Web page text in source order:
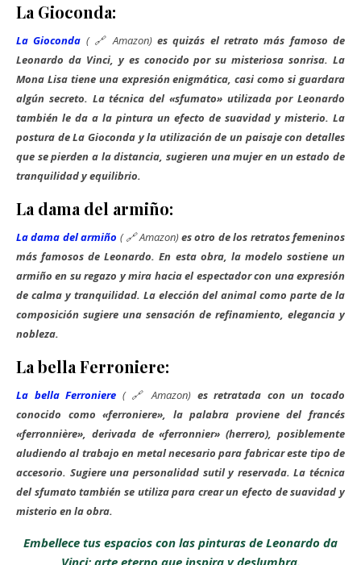
La Gioconda:
La Gioconda ( 🔗 Amazon)es quizás el retrato más famoso de
Leonardo da Vinci, y es conocido por su misteriosa sonrisa. La
Mona Lisa tiene una expresión enigmática, casi como si guardara
algún secreto. La técnica del «sfumato» utilizada por Leonardo
también le da a la pintura un efecto de suavidad y misterio. La
postura de La Gioconda y la utilización de un paisaje con detalles
que se pierden a la distancia, sugieren una mujer en un estado de
tranquilidad y equilibrio.
La dama del armiño:
La dama del armiño ( 🔗Amazon)es otro de los retratos femeninos
más famosos de Leonardo. En esta obra, la modelo sostiene un
armiño en su regazo y mira hacia el espectador con una expresión
de calma y tranquilidad. La elección del animal como parte de la
composición sugiere una sensación de refinamiento, elegancia y
nobleza.
La bella Ferroniere:
La bella Ferroniere ( 🔗 Amazon) es retratada con un tocado
conocido como «ferroniere», la palabra proviene del francés
«ferronnière», derivada de«ferronnier» (herrero), posiblemente
aludiendo al trabajo en metal necesario para fabricar este tipo de
accesorio. Sugiere una personalidad sutil y reservada. La técnica
del sfumato también se utiliza para crear un efecto de suavidad y
misterio en la obra.
Embellece tus espacios con las pinturas de Leonardo da
Vinci: arte eterno que inspira y deslumbra.